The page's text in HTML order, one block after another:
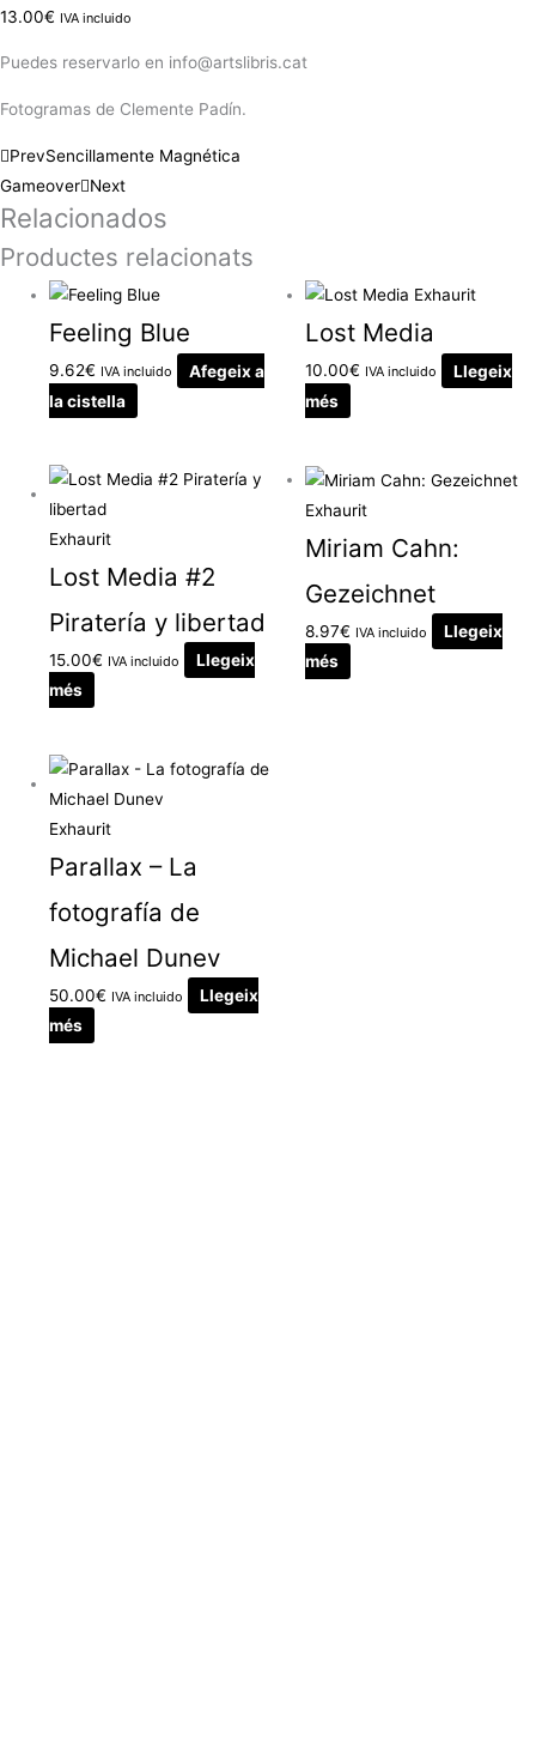
13.00€ IVA incluido
Puedes reservarlo en info@artslibris.cat
Fotogramas de Clemente Padín.
PrevSencillamente Magnética
Gameover Next
Relacionados
Productes relacionats
Feeling Blue
9.62€ IVA incluido
Afegeix a
la cistella
Exhaurit
Lost Media
10.00€ IVA incluido
Llegeix
més
Exhaurit
Lost Media #2
Piratería y libertad
15.00€ IVA incluido
Llegeix
més
Exhaurit
Miriam Cahn:
Gezeichnet
8.97€ IVA incluido
Llegeix
més
Exhaurit
Parallax – La
fotografía de
Michael Dunev
50.00€ IVA incluido
Llegeix
més